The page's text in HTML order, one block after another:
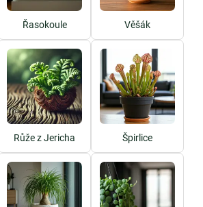
Řasokoule Věšák
Růže z Jericha Špirlice